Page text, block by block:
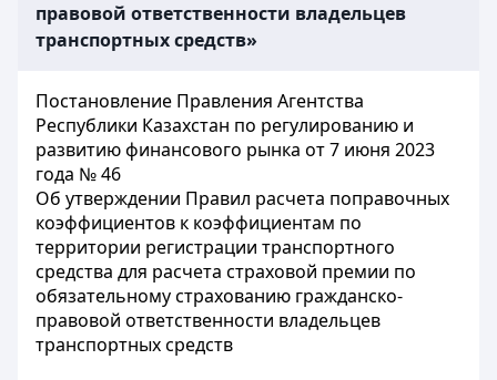
правовой ответственности владельцев
транспортных средств»
Постановление Правления Агентства
Республики Казахстан по регулированию и
развитию финансового рынка от 7 июня 2023
года № 46
Об утверждении Правил расчета поправочных
коэффициентов к коэффициентам по
территории регистрации транспортного
средства для расчета страховой премии по
обязательному страхованию гражданско-
правовой ответственности владельцев
транспортных средств